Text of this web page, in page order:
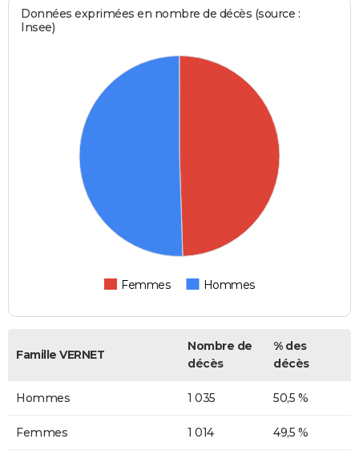
Données exprimées en nombre de décès (source :
Insee)
Femmes Hommes
Famille VERNET
Nombre de
décès
% des
décès
Hommes 1 035 50,5 %
Femmes 1 014 49,5 %